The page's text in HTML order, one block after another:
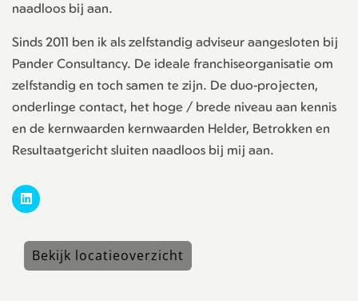
naadloos bij aan.
Sinds 2011 ben ik als zelfstandig adviseur aangesloten bij
Pander Consultancy. De ideale franchiseorganisatie om
zelfstandig en toch samen te zijn. De duo-projecten,
onderlinge contact, het hoge / brede niveau aan kennis
en de kernwaarden kernwaarden Helder, Betrokken en
Resultaatgericht sluiten naadloos bij mij aan.
Bekijk locatieoverzicht